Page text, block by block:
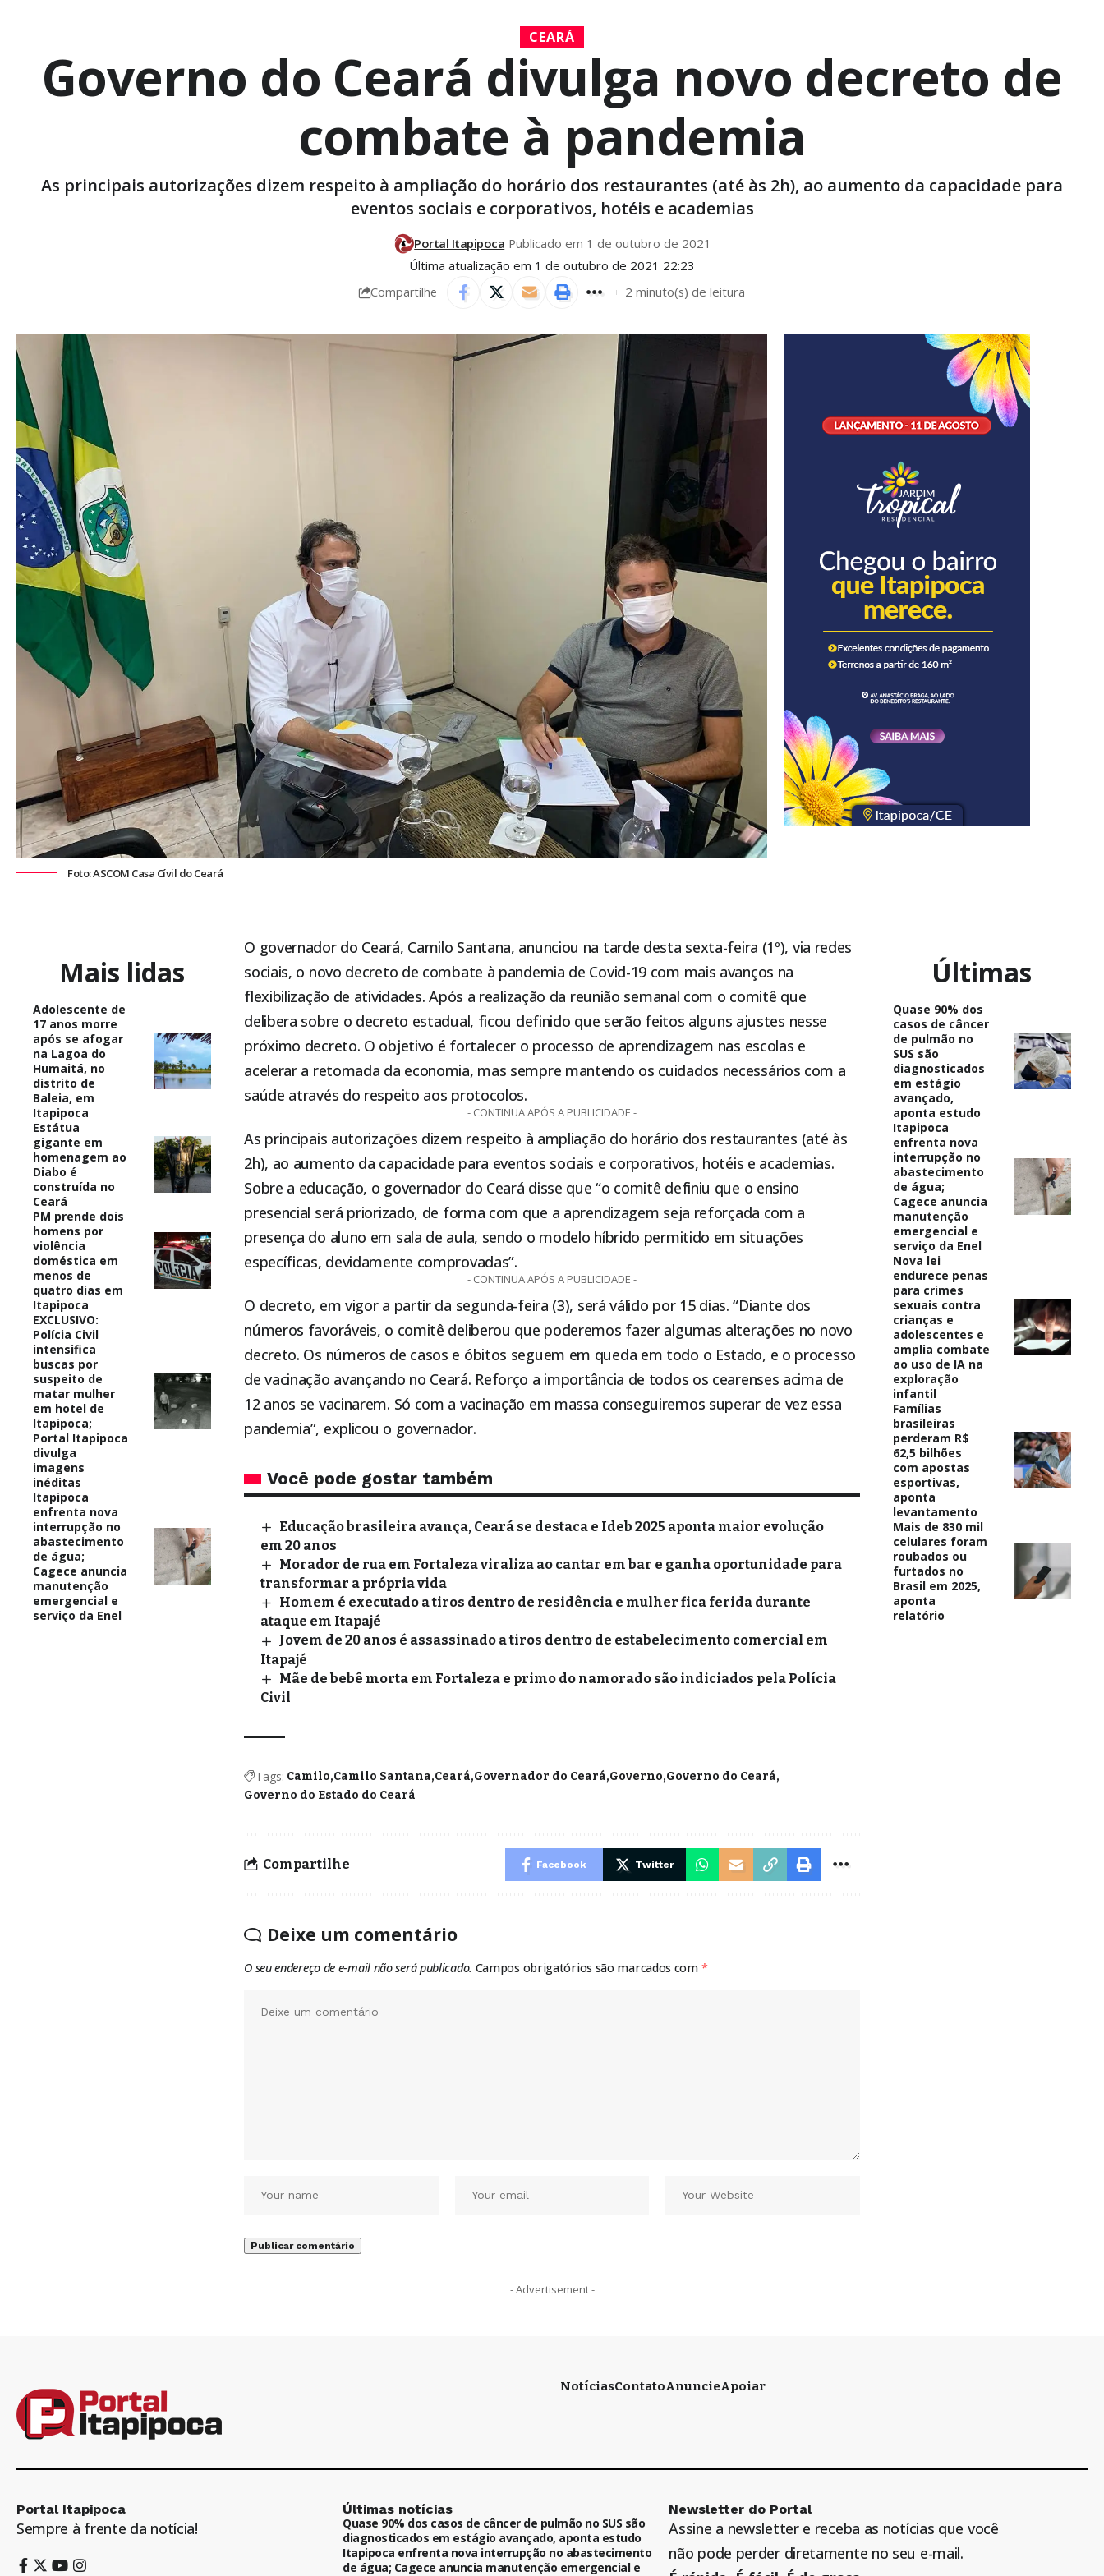
CEARÁ
Governo do Ceará divulga novo decreto de
combate à pandemia
As principais autorizações dizem respeito à ampliação do horário dos restaurantes (até às 2h), ao aumento da capacidade para
eventos sociais e corporativos, hotéis e academias
Última atualização em 1 de outubro de 2021 22:23
Portal Itapipoca Publicado em 1 de outubro de 2021
Compartilhe 2 minuto(s) de leitura
Foto: ASCOM Casa Cívil do Ceará
Mais lidas
Adolescente de
17 anos morre
após se afogar
na Lagoa do
Humaitá, no
distrito de
Baleia, em
Itapipoca
Estátua
gigante em
homenagem ao
Diabo é
construída no
Ceará
PM prende dois
homens por
violência
doméstica em
menos de
quatro dias em
Itapipoca
EXCLUSIVO:
Polícia Civil
intensifica
buscas por
suspeito de
matar mulher
em hotel de
Itapipoca;
Portal Itapipoca
divulga
imagens
inéditas
Itapipoca
enfrenta nova
interrupção no
abastecimento
de água;
Cagece anuncia
manutenção
emergencial e
serviço da Enel
O governador do Ceará, Camilo Santana, anunciou na tarde desta sexta-feira (1º), via redes
sociais, o novo decreto de combate à pandemia de Covid-19 com mais avanços na
flexibilização de atividades. Após a realização da reunião semanal com o comitê que
delibera sobre o decreto estadual, ficou definido que serão feitos alguns ajustes nesse
próximo decreto. O objetivo é fortalecer o processo de aprendizagem nas escolas e
acelerar a retomada da economia, mas sempre mantendo os cuidados necessários com a
saúde através do respeito aos protocolos.
- CONTINUA APÓS A PUBLICIDADE -
As principais autorizações dizem respeito à ampliação do horário dos restaurantes (até às
2h), ao aumento da capacidade para eventos sociais e corporativos, hotéis e academias.
Sobre a educação, o governador do Ceará disse que “o comitê definiu que o ensino
presencial será priorizado, de forma com que a aprendizagem seja reforçada com a
presença do aluno em sala de aula, sendo o modelo híbrido permitido em situações
específicas, devidamente comprovadas”.
- CONTINUA APÓS A PUBLICIDADE -
O decreto, em vigor a partir da segunda-feira (3), será válido por 15 dias. “Diante dos
números favoráveis, o comitê deliberou que poderemos fazer algumas alterações no novo
decreto. Os números de casos e óbitos seguem em queda em todo o Estado, e o processo
de vacinação avançando no Ceará. Reforço a importância de todos os cearenses acima de
12 anos se vacinarem. Só com a vacinação em massa conseguiremos superar de vez essa
pandemia”, explicou o governador.
Você pode gostar também
Educação brasileira avança, Ceará se destaca e Ideb 2025 aponta maior evolução
em 20 anos
Morador de rua em Fortaleza viraliza ao cantar em bar e ganha oportunidade para
transformar a própria vida
Homem é executado a tiros dentro de residência e mulher fica ferida durante
ataque em Itapajé
Jovem de 20 anos é assassinado a tiros dentro de estabelecimento comercial em
Itapajé
Mãe de bebê morta em Fortaleza e primo do namorado são indiciados pela Polícia
Civil
Tags: Camilo Camilo Santana Ceará Governador do Ceará Governo Governo do Ceará
Governo do Estado do Ceará
Compartilhe Facebook Twitter
Deixe um comentário
O seu endereço de e-mail não será publicado. Campos obrigatórios são marcados com *
- Advertisement -
Últimas
Quase 90% dos
casos de câncer
de pulmão no
SUS são
diagnosticados
em estágio
avançado,
aponta estudo
Itapipoca
enfrenta nova
interrupção no
abastecimento
de água;
Cagece anuncia
manutenção
emergencial e
serviço da Enel
Nova lei
endurece penas
para crimes
sexuais contra
crianças e
adolescentes e
amplia combate
ao uso de IA na
exploração
infantil
Famílias
brasileiras
perderam R$
62,5 bilhões
com apostas
esportivas,
aponta
levantamento
Mais de 830 mil
celulares foram
roubados ou
furtados no
Brasil em 2025,
aponta
relatório
NotíciasContatoAnuncieApoiar
Portal Itapipoca
Sempre à frente da notícia!
Últimas notícias
Quase 90% dos casos de câncer de pulmão no SUS são
diagnosticados em estágio avançado, aponta estudo
Itapipoca enfrenta nova interrupção no abastecimento
de água; Cagece anuncia manutenção emergencial e
Newsletter do Portal
Assine a newsletter e receba as notícias que você
não pode perder diretamente no seu e-mail.